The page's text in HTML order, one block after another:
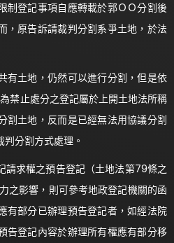
制登記事項自應轉載於郭ＯＯ分割後
，原告訴請裁判分割系爭土地，於法
有土地，仍然可以進行分割，但是依
禁止處分之登記屬於上開土地法所稱
割土地，反而是已經無法用協議分割
分割方式處理。
請求權之預告登記（土地法第79條之
之影響，則可參考地政登記機關的函
有部分已辦理預告登記者，如經法院
告登記內容於辦理所有權應有部分移